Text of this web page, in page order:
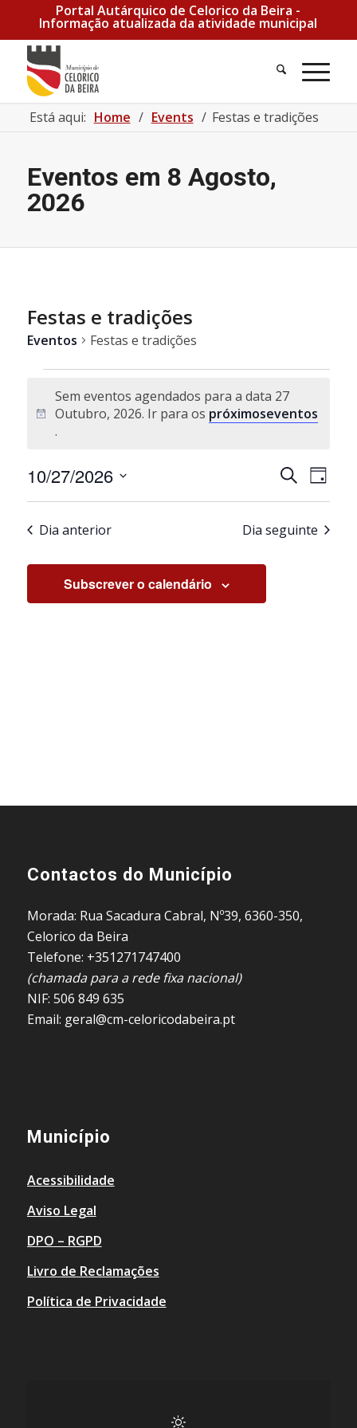
Portal Autárquico de Celorico da Beira -
Informação atualizada da atividade municipal
Pesquisa
Está aqui: Home / Events / Festas e tradições
Eventos em 8 Agosto,
2026
Festas e tradições
Eventos Festas e tradições
Aviso
Sem eventos agendados para a data 27
Outubro, 2026. Ir para os próximoseventos
.
e
Pesquisar
de
de
Dia
10/27/2026
Selecione
data.
Dia anterior Dia seguinte
Subscrever o calendário
Contactos do Município
Morada: Rua Sacadura Cabral, Nº39, 6360-350,
Celorico da Beira
Telefone: +351271747400
(chamada para a rede fixa nacional)
NIF: 506 849 635
Email: geral@cm-celoricodabeira.pt
Município
Acessibilidade
Aviso Legal
DPO – RGPD
Livro de Reclamações
Política de Privacidade